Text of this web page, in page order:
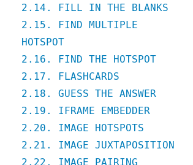
2.14. FILL IN THE BLANKS
2.15. FIND MULTIPLE
HOTSPOT
2.16. FIND THE HOTSPOT
2.17. FLASHCARDS
2.18. GUESS THE ANSWER
2.19. IFRAME EMBEDDER
2.20. IMAGE HOTSPOTS
2.21. IMAGE JUXTAPOSITION